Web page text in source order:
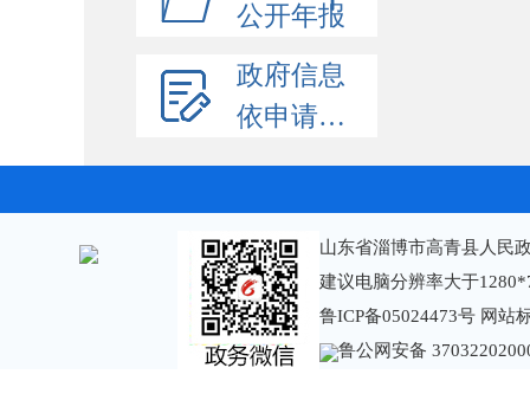
公开年报
政府信息
依申请公开
山东省淄博市高青县人民
建议电脑分辨率大于
鲁ICP备05024473号 网站
鲁公网安备